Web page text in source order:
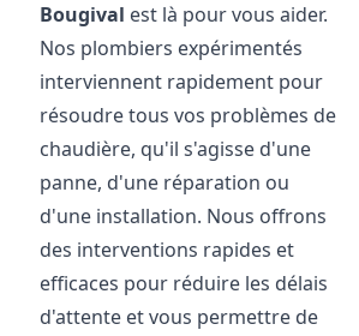
Bougival est là pour vous aider.
Nos plombiers expérimentés
interviennent rapidement pour
résoudre tous vos problèmes de
chaudière, qu'il s'agisse d'une
panne, d'une réparation ou
d'une installation. Nous offrons
des interventions rapides et
efficaces pour réduire les délais
d'attente et vous permettre de